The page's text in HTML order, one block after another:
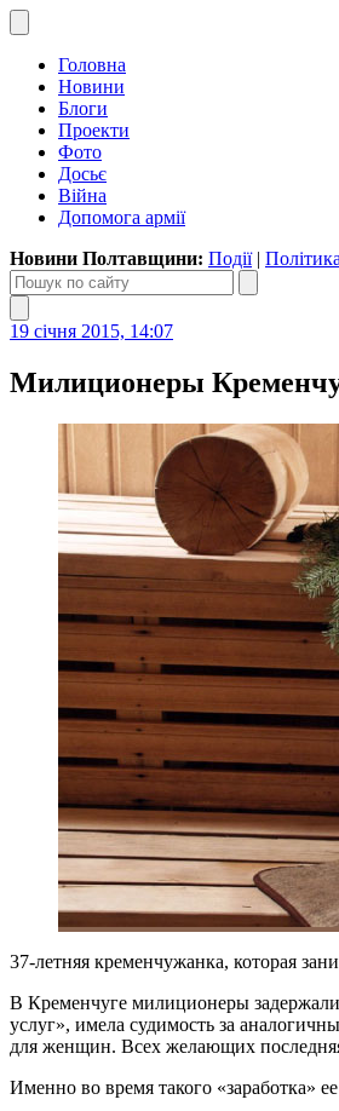
Головна
Новини
Блоги
Проекти
Фото
Досьє
Війна
Допомога армії
Новини Полтавщини: Події|
19 січня 2015, 14:07
Милиционеры
37-летняя кременчужанка, которая
В Кременчуге милиционеры
услуг», имела судимость за
для женщин. Всех желающих
Именно во время такого «заработка»